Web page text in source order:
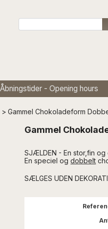
Åbningstider - Opening hours
> Gammel Chokoladeform
Gammel
SJÆLDEN - En stor,fin
En speciel ogdobbelt
SÆLGES UDEN